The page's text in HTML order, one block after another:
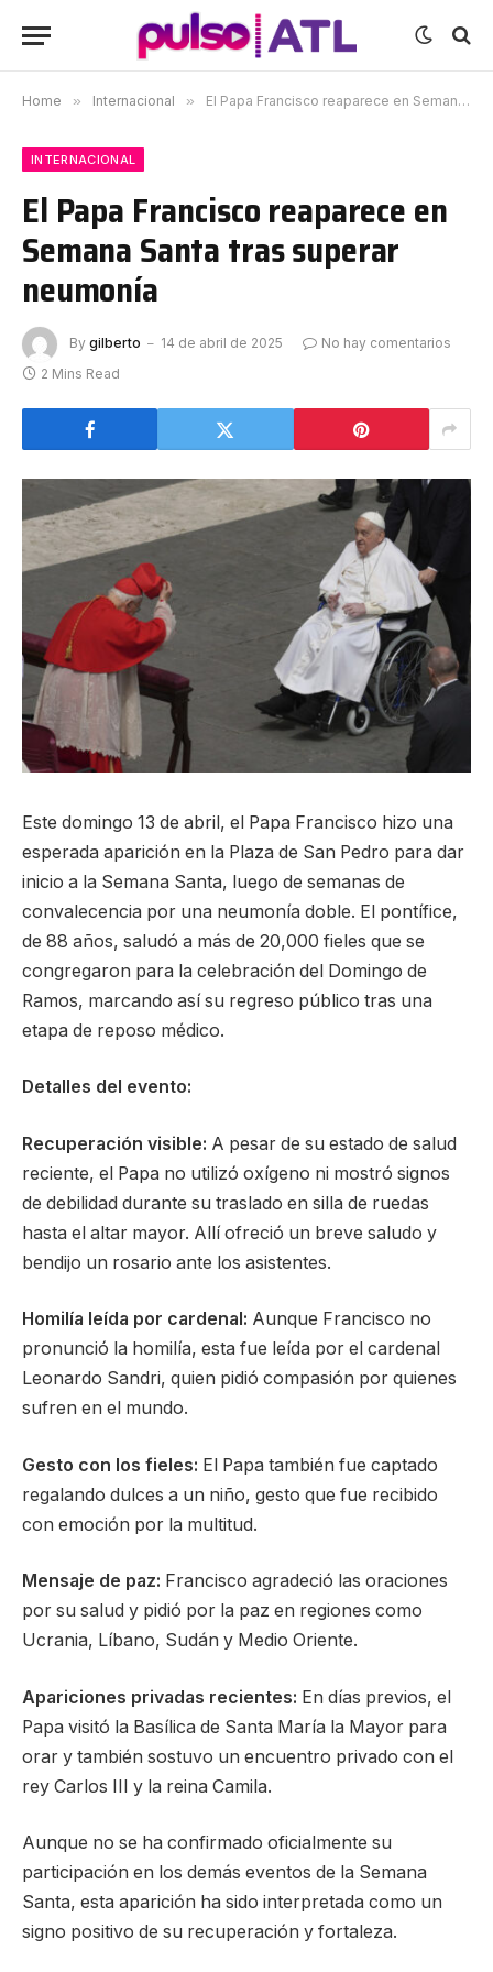
Home » Internacional » El Papa Francisco reaparece en Semana Santa tras superar neumonía
INTERNACIONAL
El Papa Francisco reaparece en
Semana Santa tras superar
neumonía
By gilberto 14 de abril de 2025
No hay comentarios
2 Mins Read
Este domingo 13 de abril, el Papa Francisco hizo una
esperada aparición en la Plaza de San Pedro para dar
inicio a la Semana Santa, luego de semanas de
convalecencia por una neumonía doble. El pontífice,
de 88 años, saludó a más de 20,000 fieles que se
congregaron para la celebración del Domingo de
Ramos, marcando así su regreso público tras una
etapa de reposo médico.
Detalles del evento:
Recuperación visible: A pesar de su estado de salud
reciente, el Papa no utilizó oxígeno ni mostró signos
de debilidad durante su traslado en silla de ruedas
hasta el altar mayor. Allí ofreció un breve saludo y
bendijo un rosario ante los asistentes.
Homilía leída por cardenal: Aunque Francisco no
pronunció la homilía, esta fue leída por el cardenal
Leonardo Sandri, quien pidió compasión por quienes
sufren en el mundo.
Gesto con los fieles: El Papa también fue captado
regalando dulces a un niño, gesto que fue recibido
con emoción por la multitud.
Mensaje de paz: Francisco agradeció las oraciones
por su salud y pidió por la paz en regiones como
Ucrania, Líbano, Sudán y Medio Oriente.
Apariciones privadas recientes: En días previos, el
Papa visitó la Basílica de Santa María la Mayor para
orar y también sostuvo un encuentro privado con el
rey Carlos III y la reina Camila.
Aunque no se ha confirmado oficialmente su
participación en los demás eventos de la Semana
Santa, esta aparición ha sido interpretada como un
signo positivo de su recuperación y fortaleza.